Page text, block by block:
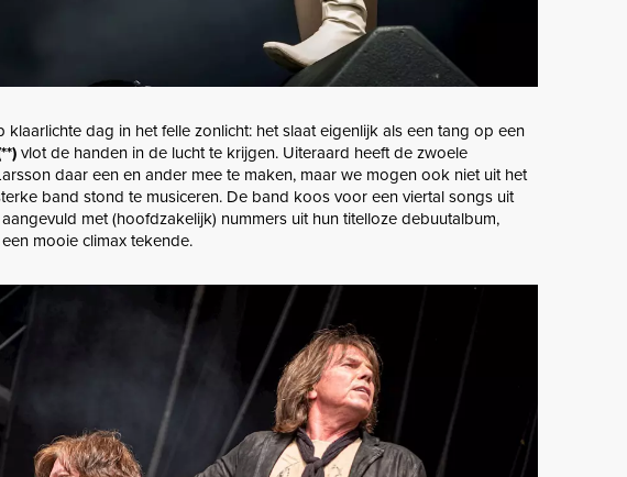
dag in het felle zonlicht: het slaat eigenlijk als een tang op een
vlot de handen in de lucht te krijgen. Uiteraard heeft de zwoele
daar een en ander mee te maken, maar we mogen ook niet uit het
band stond te musiceren. De band koos voor een viertal songs uit
aangevuld met (hoofdzakelijk) nummers uit hun titelloze debuutalbum,
mooie climax tekende.